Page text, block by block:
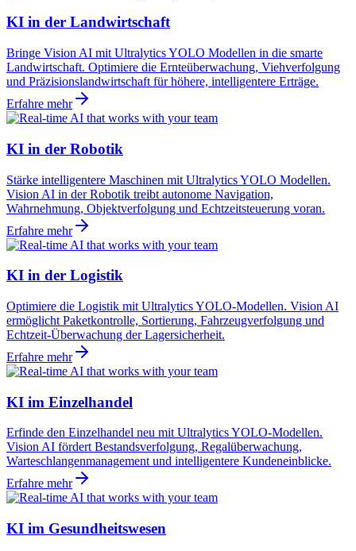
KI in der Landwirtschaft
Bringe Vision AI mit Ultralytics YOLO Modellen in die smarte
Landwirtschaft. Optimiere die Ernteüberwachung, Viehverfolgung
und Präzisionslandwirtschaft für höhere, intelligentere Erträge.
Erfahre mehr
KI in der Robotik
Stärke intelligentere Maschinen mit Ultralytics YOLO Modellen.
Vision AI in der Robotik treibt autonome Navigation,
Wahrnehmung, Objektverfolgung und Echtzeitsteuerung voran.
Erfahre mehr
KI in der Logistik
Optimiere die Logistik mit Ultralytics YOLO-Modellen. Vision AI
ermöglicht Paketkontrolle, Sortierung, Fahrzeugverfolgung und
Echtzeit-Überwachung der Lagersicherheit.
Erfahre mehr
KI im Einzelhandel
Erfinde den Einzelhandel neu mit Ultralytics YOLO-Modellen.
Vision AI fördert Bestandsverfolgung, Regalüberwachung,
Warteschlangenmanagement und intelligentere Kundeneinblicke.
Erfahre mehr
KI im Gesundheitswesen